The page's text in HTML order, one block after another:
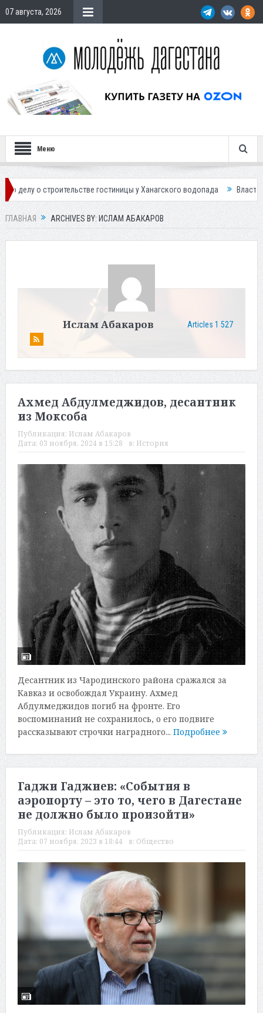
07 августа, 2026
Меню
гостиницы у Ханагского водопада Власти Махачкалы
ГЛАВНАЯ ARCHIVES BY: ИСЛАМ АБАКАРОВ
Ислам Абакаров Articles 1 527
Ахмед Абдулмеджидов, десантник
из Моксоба
Публикация: Ислам Абакаров
Дата: 03 ноября, 2024 в 15:28 в: История
Десантник из Чародинского района сражался за
Кавказ и освобождал Украину. Ахмед
Абдулмеджидов погиб на фронте. Его
воспоминаний не сохранилось, о его подвиге
рассказывают строчки наградного... Подробнее
Гаджи Гаджиев: «События в
аэропорту – это то, чего в Дагестане
не должно было произойти»
Публикация: Ислам Абакаров
Дата: 07 ноября, 2023 в 18:44 в: Общество